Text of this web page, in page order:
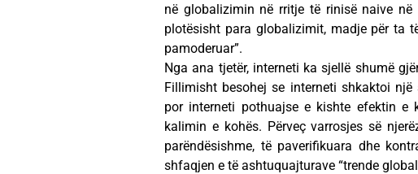
në globalizimin në rritje të rinisë naive
plotësisht para globalizimit, madje për ta
pamoderuar”.
Nga ana tjetër, interneti ka sjellë shumë
Fillimisht besohej se interneti shkaktoi
por interneti pothuajse e kishte efektin
kalimin e kohës. Përveç varrosjes së
parëndësishme, të paverifikuara dhe
shfaqjen e të ashtuquajturave “trende